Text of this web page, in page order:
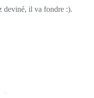
deviné, il va fondre :).